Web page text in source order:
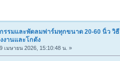
รรมและพัดลมฟาร์มทุกขนาด 20-60 นิ้ว วิธี
งานและโกดัง
เมษายน 2026, 15:10:48 น. »